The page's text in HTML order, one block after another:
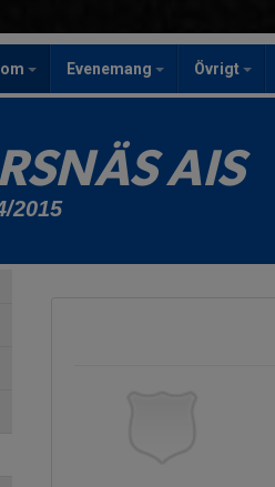
Evenemang Övrigt
AIS
2015